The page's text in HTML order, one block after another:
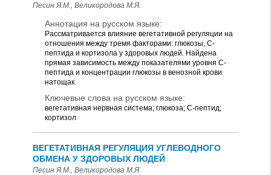
Песин Я.М., Великородова М.Я.
Аннотация на русском языке:
Рассматривается влияние вегетативной регуляции на
отношения между тремя факторами: глюкозы, С-
пептида и кортизола у здоровых людей. Найдена
прямая зависимость между показателями уровня С-
пептида и концентрации глюкозы в венозной крови
натощак.
Ключевые слова на русском языке:
вегетативная нервная система; глюкоза; С-пептид;
кортизол
ВЕГЕТАТИВНАЯ РЕГУЛЯЦИЯ УГЛЕВОДНОГО
ОБМЕНА У ЗДОРОВЫХ ЛЮДЕЙ
Песин Я.М., Великородова М.Я.